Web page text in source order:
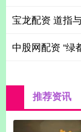
宝龙配资 道指
中股网配资 “绿
推荐资讯